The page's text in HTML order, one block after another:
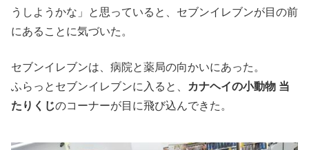
うしようかな」と思っていると、セブンイレブンが目の前
にあることに気づいた。
セブンイレブンは、病院と薬局の向かいにあった。
ふらっとセブンイレブンに入ると、
カナヘイの小動物 当
たりくじのコーナーが目に飛び込んできた。